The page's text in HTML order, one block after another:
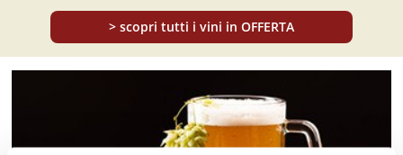
>scopri tutti i vini in OFFERTA